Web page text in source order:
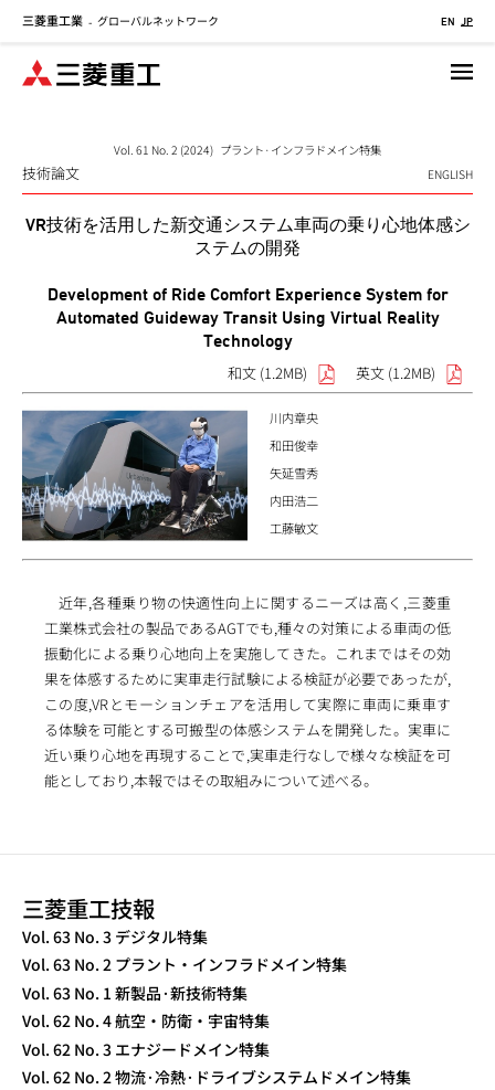
三菱重工業 - グローバルネットワーク EN JP
Vol. 61 No. 2 (2024) プラント·インフラドメイン特集
技術論文 ENGLISH
VR技術を活用した新交通システム車両の乗り心地体感シ
ステムの開発
Development of Ride Comfort Experience System for
Automated Guideway Transit Using Virtual Reality
Technology
和文 (1.2MB)
英文 (1.2MB)
川内章央
和田俊幸
矢延雪秀
内田浩二
工藤敏文
近年,各種乗り物の快適性向上に関するニーズは高く,三菱重
工業株式会社の製品であるAGTでも,種々の対策による車両の低
振動化による乗り心地向上を実施してきた。これまではその効
果を体感するために実車走行試験による検証が必要であったが,
この度,VRとモーションチェアを活用して実際に車両に乗車す
る体験を可能とする可搬型の体感システムを開発した。実車に
近い乗り心地を再現することで,実車走行なしで様々な検証を可
能としており,本報ではその取組みについて述べる。
三菱重工技報
TECHNICAL REVIEW
Vol. 63 No. 3 デジタル特集
Vol. 63 No. 2 プラント・インフラドメイン特集
Vol. 63 No. 1 新製品·新技術特集
Vol. 62 No. 4 航空・防衛・宇宙特集
Vol. 62 No. 3 エナジードメイン特集
Vol. 62 No. 2 物流·冷熱·ドライブシステムドメイン特集